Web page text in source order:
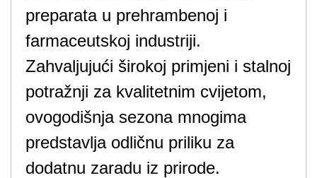
preparata u prehrambenoj i
farmaceutskoj industriji.
Zahvaljujući širokoj primjeni i stalnoj
potražnji za kvalitetnim cvijetom,
ovogodišnja sezona mnogima
predstavlja odličnu priliku za
dodatnu zaradu iz prirode.